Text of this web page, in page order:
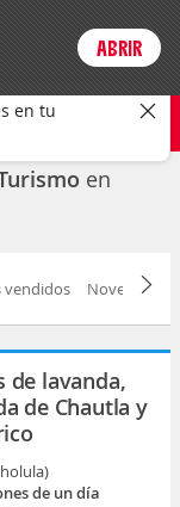
Login
CAMBIAR
en
vendidos Novedad
de lavanda,
de Chautla y
de un día
ABRIR
en tu